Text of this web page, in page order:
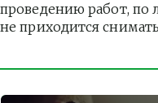
проведению работ, по
не приходится